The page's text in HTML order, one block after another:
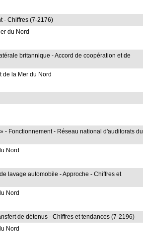
- Chiffres (7-2176)
du Nord
britannique - Accord de coopération et de
de la Mer du Nord
- Fonctionnement - Réseau national d'auditorats du
Nord
lavage automobile - Approche - Chiffres et
Nord
de détenus - Chiffres et tendances (7-2196)
Nord